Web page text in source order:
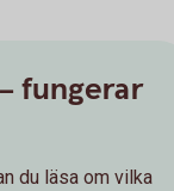
fungerar
du läsa om vilka